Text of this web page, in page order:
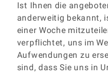
Ist Ihnen die
anderweitig bekannt,
einer Woche
verpflichtet, uns im
Aufwendungen zu
sind, dass Sie uns in